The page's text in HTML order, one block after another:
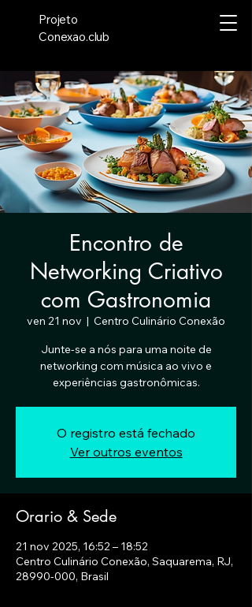
Projeto
Conexao.club
Encontro de
Networking Criativo
com Gastronomia
ven 21 nov
  |
Centro Culinário Conexão
Junte-se a nós para uma noite de
networking com música ao vivo e
experiências gastronômicas.
O registro está fechado
Ver outros eventos
Orario & Sede
21 nov 2025, 16:52 – 18:52
Centro Culinário Conexão, Saquarema, RJ,
28990-000, Brasil